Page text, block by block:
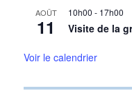
AOÛT
11
10h00 - 17h00
Visite de la
Voir le calendrier